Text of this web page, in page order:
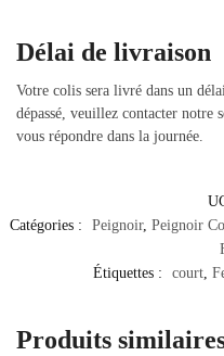
Délai de livraison
Votre colis sera livré dans un
dépassé, veuillez contacter notre
vous répondre dans la journée.
Catégories :
Peignoir, Peignoir
Étiquettes :
court,
Produits